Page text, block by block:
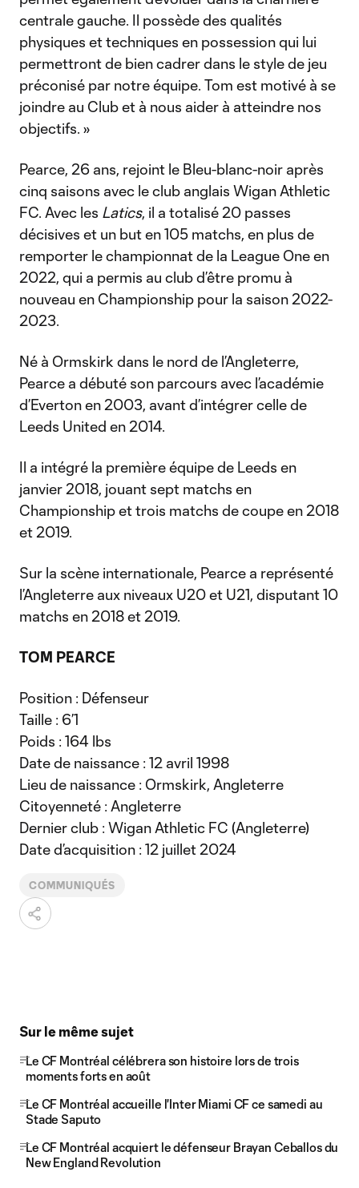
centrale gauche. Il possède des qualités
physiques et techniques en possession qui lui
permettront de bien cadrer dans le style de jeu
préconisé par notre équipe. Tom est motivé à se
joindre au Club et à nous aider à atteindre nos
objectifs. »
Pearce, 26 ans, rejoint le Bleu-blanc-noir après
cinq saisons avec le club anglais Wigan Athletic
FC. Avec les Latics, il a totalisé 20 passes
décisives et un but en 105 matchs, en plus de
remporter le championnat de la League One en
2022, qui a permis au club d’être promu à
nouveau en Championship pour la saison 2022-
2023.
Né à Ormskirk dans le nord de l’Angleterre,
Pearce a débuté son parcours avec l’académie
d’Everton en 2003, avant d’intégrer celle de
Leeds United en 2014.
Il a intégré la première équipe de Leeds en
janvier 2018, jouant sept matchs en
Championship et trois matchs de coupe en 2018
et 2019.
Sur la scène internationale, Pearce a représenté
l’Angleterre aux niveaux U20 et U21, disputant 10
matchs en 2018 et 2019.
TOM PEARCE
Position : Défenseur
Taille : 6’1
Poids : 164 lbs
Date de naissance : 12 avril 1998
Lieu de naissance : Ormskirk, Angleterre
Citoyenneté : Angleterre
Dernier club : Wigan Athletic FC (Angleterre)
Date d’acquisition : 12 juillet 2024
COMMUNIQUÉS
Sur le même sujet
Le CF Montréal célébrera son histoire lors de trois
moments forts en août
Le CF Montréal accueille l'Inter Miami CF ce samedi au
Stade Saputo
Le CF Montréal acquiert le défenseur Brayan Ceballos du
New England Revolution